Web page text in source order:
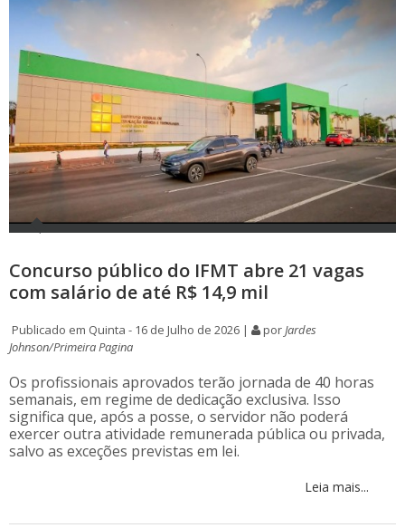
Concurso público do IFMT abre 21 vagas
com salário de até R$ 14,9 mil
Publicado em Quinta - 16 de Julho de 2026 | porJardes
Johnson/Primeira Pagina
Os profissionais aprovados terão jornada de 40 horas
semanais, em regime de dedicação exclusiva. Isso
significa que, após a posse, o servidor não poderá
exercer outra atividade remunerada pública ou privada,
salvo as exceções previstas em lei.
Leia mais...